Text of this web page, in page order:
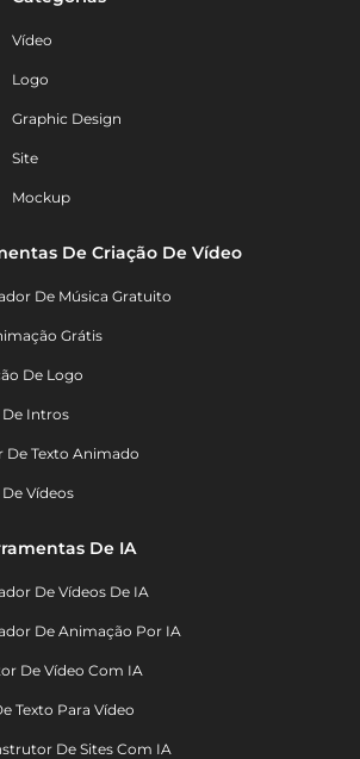
Vídeo
Logo
Graphic Design
Site
Mockup
De Criação De Vídeo
De Música Gratuito
Grátis
De Logo
Intros
De Texto Animado
Vídeos
De IA
De Vídeos De IA
De Animação Por IA
De Vídeo Com IA
Texto Para Vídeo
De Sites Com IA